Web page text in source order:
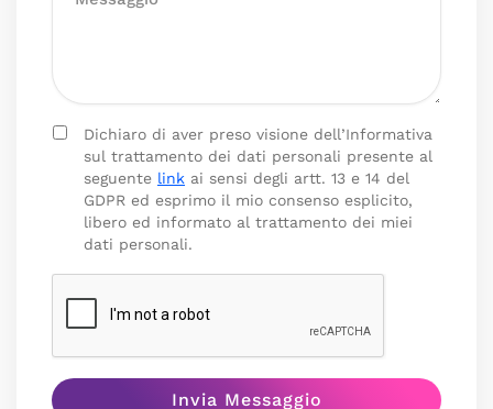
Dichiaro di aver preso visione dell’Informativa
sul trattamento dei dati personali presente al
seguente link ai sensi degli artt. 13 e 14 del
GDPR ed esprimo il mio consenso esplicito,
libero ed informato al trattamento dei miei
dati personali.